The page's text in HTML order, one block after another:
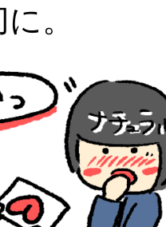
理
原
て
浴
ー
。